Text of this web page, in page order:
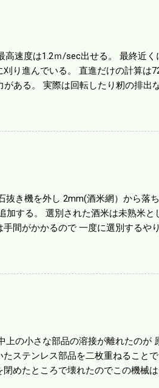
高速度は1.2ｍ/sec出せる。 最終近
り進んでいる。 直進だけの計算は
ある。 実際は回転したり籾の排出
や乾燥機の容量、籾摺りの能力など
はまだ耕作面積が少なく手が出せ
抜き機を外し 2mm(酒米網）から落
加する。 選別された酒米は未熟米
間がかかるので 一度に選別するや
袋の交換はラインを止めるほど忙し
うが こんな年はくず米が多い。
と8月の酷暑、あげくウンカの被害
免れたがイノシシの被害が目立つ
上の小さな部品の溶接が離れたのが
ステンレス部品を二枚重ねること
めたところで壊れたのでこの機械